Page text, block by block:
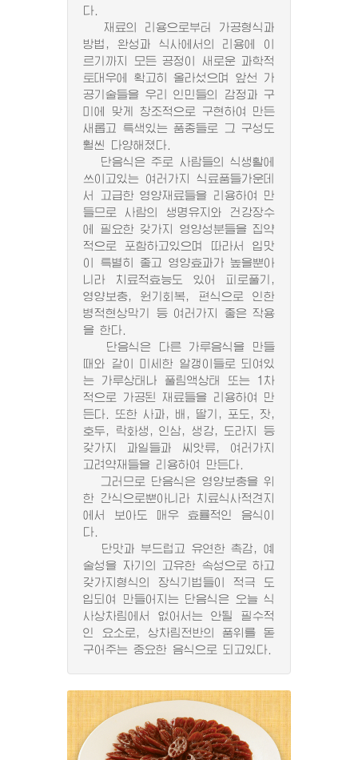
다.
재료의 리용으로부터 가공형식과
방법, 완성과 식사에서의 리용에 이
르기까지 모든 공정이 새로운 과학적
토대우에 확고히 올라섰으며 앞선 가
공기술들을 우리 인민들의 감정과 구
미에 맞게 창조적으로 구현하여 만든
새롭고 특색있는 품종들로 그 구성도
훨씬 다양해졌다.
단음식은 주로 사람들의 식생활에
쓰이고있는 여러가지 식료품들가운데
서 고급한 영양재료들을 리용하여 만
들므로 사람의 생명유지와 건강장수
에 필요한 갖가지 영양성분들을 집약
적으로 포함하고있으며 따라서 입맛
이 특별히 좋고 영양효과가 높을뿐아
니라 치료적효능도 있어 피로풀기,
영양보충, 원기회복, 편식으로 인한
병적현상막기 등 여러가지 좋은 작용
을 한다.
단음식은 다른 가루음식을 만들
때와 같이 미세한 알갱이들로 되여있
는 가루상태나 풀림액상태 또는 1차
적으로 가공된 재료들을 리용하여 만
든다. 또한 사과, 배, 딸기, 포도, 잣,
호두, 락화생, 인삼, 생강, 도라지 등
갖가지 과일들과 씨앗류, 여러가지
고려약재들을 리용하여 만든다.
그러므로 단음식은 영양보충을 위
한 간식으로뿐아니라 치료식사적견지
에서 보아도 매우 효률적인 음식이
다.
단맛과 부드럽고 유연한 촉감, 예
술성을 자기의 고유한 속성으로 하고
갖가지형식의 장식기법들이 적극 도
입되여 만들어지는 단음식은 오늘 식
사상차림에서 없어서는 안될 필수적
인 요소로, 상차림전반의 품위를 돋
구어주는 중요한 음식으로 되고있다.